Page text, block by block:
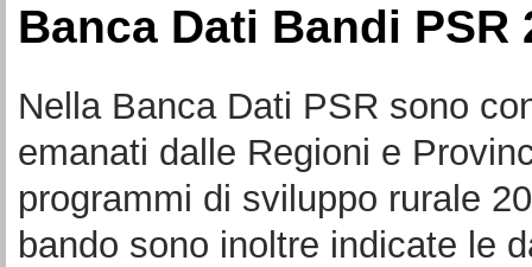
Banca Dati Bandi PSR
Nella Banca Dati PSR sono
emanati dalle Regioni e
programmi di sviluppo rurale
bando sono inoltre indicate le